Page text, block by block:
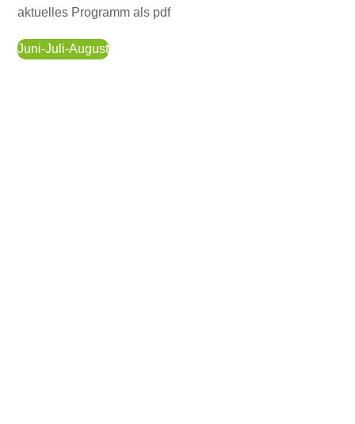
aktuelles Programm als pdf
Juni-Juli-August